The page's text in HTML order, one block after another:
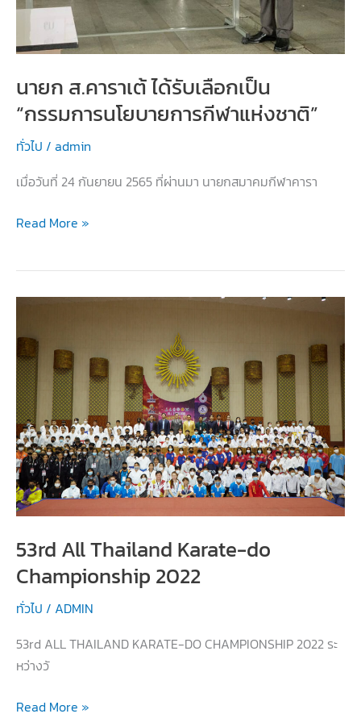
นายก ส.คาราเต้ ได้รับเลือกเป็น
“กรรมการนโยบายการกีฬาแห่งชาติ”
ทั่วไป / admin
เมื่อวันที่ 24 กันยายน 2565 ที่ผ่านมา นายกสมาคมกีฬาคารา
นายก
ได้
“กรรมการ
นโยบาย
การ
กีฬา
แห่ง
ชาติ”
Read More »
53rd All Thailand Karate-do
Championship 2022
ทั่วไป / ADMIN
53rd ALL THAILAND KARATE-DO CHAMPIONSHIP 2022 ระ
หว่างวั
53rd
Read More »